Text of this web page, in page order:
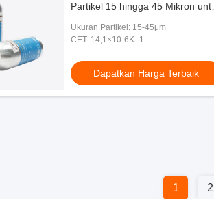
Partikel 15 hingga 45 Mikron
Restorasi Gigi
Ukuran Partikel: 15-45μm
CET: 14,1×10-6K -1
Dapatkan Harga Terbaik
1 2